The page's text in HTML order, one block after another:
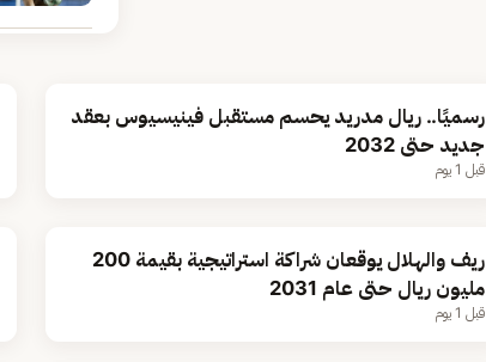
رسميًا.. ريال مدريد يحسم مستقبل فينيسيوس بعقد
جديد حتى 2032
قبل 1 يوم
ريف والهلال يوقعان شراكة استراتيجية بقيمة 200
مليون ريال حتى عام 2031
قبل 1 يوم